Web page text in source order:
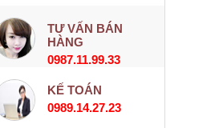
TƯ VẤN BÁN
HÀNG
0987.11.99.33
KẾ TOÁN
0989.14.27.23